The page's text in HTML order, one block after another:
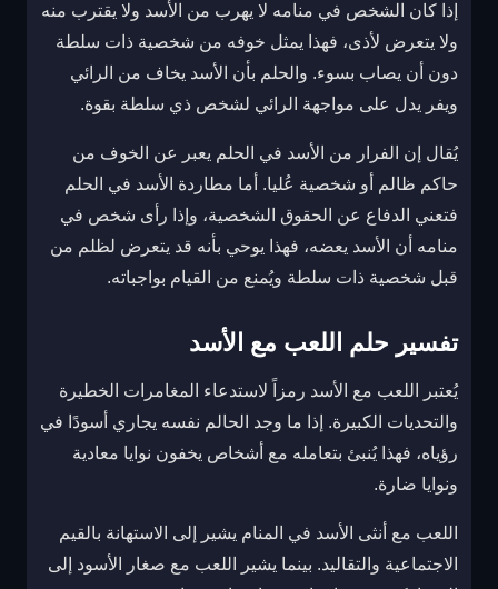
إذا كان الشخص في منامه لا يهرب من الأسد ولا يقترب منه
ولا يتعرض لأذى، فهذا يمثل خوفه من شخصية ذات سلطة
دون أن يصاب بسوء. والحلم بأن الأسد يخاف من الرائي
ويفر يدل على مواجهة الرائي لشخص ذي سلطة بقوة.
يُقال إن الفرار من الأسد في الحلم يعبر عن الخوف من
حاكم ظالم أو شخصية عُليا. أما مطاردة الأسد في الحلم
فتعني الدفاع عن الحقوق الشخصية، وإذا رأى شخص في
منامه أن الأسد يعضه، فهذا يوحي بأنه قد يتعرض لظلم من
قبل شخصية ذات سلطة ويُمنع من القيام بواجباته.
تفسير حلم اللعب مع الأسد
يُعتبر اللعب مع الأسد رمزاً لاستدعاء المغامرات الخطيرة
والتحديات الكبيرة. إذا ما وجد الحالم نفسه يجاري أسودًا في
رؤياه، فهذا يُنبئ بتعامله مع أشخاص يخفون نوايا معادية
ونوايا ضارة.
اللعب مع أنثى الأسد في المنام يشير إلى الاستهانة بالقيم
الاجتماعية والتقاليد. بينما يشير اللعب مع صغار الأسود إلى